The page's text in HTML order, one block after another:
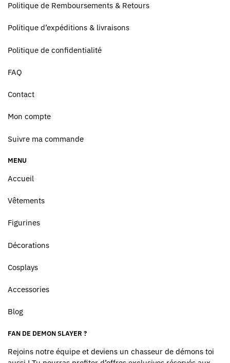
Politique de Remboursements & Retours
Politique d’expéditions & livraisons
Politique de confidentialité
FAQ
Contact
Mon compte
Suivre ma commande
MENU
Accueil
Vêtements
Figurines
Décorations
Cosplays
Accessories
Blog
FAN DE DEMON SLAYER ?
Rejoins notre équipe et deviens un chasseur de démons toi